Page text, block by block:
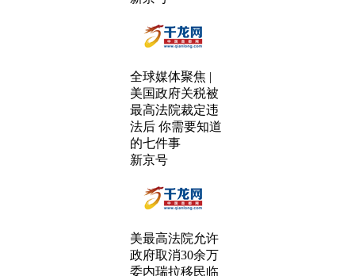
全球媒体聚焦 |
美国政府关税被
最高法院裁定违
法后 你需要知道
的七件事
新京号
美最高法院允许
政府取消30余万
委内瑞拉移民临